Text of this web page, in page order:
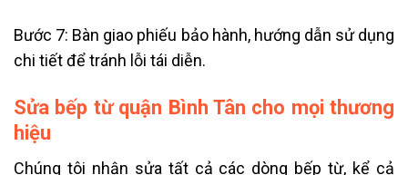
Bước 7: Bàn giao phiếu bảo hành, hướng dẫn sử dụng
chi tiết để tránh lỗi tái diễn.
Sửa bếp từ quận Bình Tân cho mọi thương
hiệu
Chúng tôi nhận sửa tất cả các dòng bếp từ, kể cả